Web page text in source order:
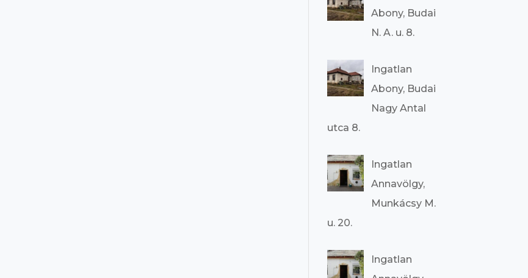
Abony, Budai
N. A. u. 8.
Ingatlan
Abony, Budai
Nagy Antal
utca 8.
Ingatlan
Annavölgy,
Munkácsy M.
u. 20.
Ingatlan